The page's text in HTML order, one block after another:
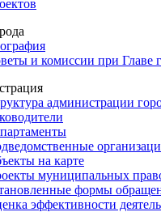
и комиссии при Главе
администрации
на карте
муниципальных
формы
эффективности